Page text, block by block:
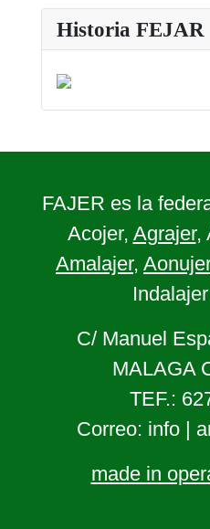
Historia FEJAR
FAJER es la
Acojer, Agrajer,
Amalajer, Aonujer
C/ Manuel
MALAGA
TEF.:
Correo: info |
made in